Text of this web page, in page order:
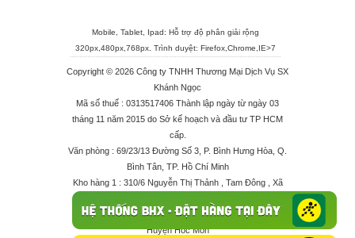
Mobile, Tablet, Ipad: Hỗ trợ độ phân giải rộng
320px,480px,768px. Trình duyệt: Firefox,Chrome,IE>7
Copyright © 2026 Công ty TNHH Thương Mại Dịch Vụ SX
Khánh Ngọc
Mã số thuế : 0313517406 Thành lập ngày từ ngày 03
tháng 11 năm 2015 do Sở kế hoạch và đầu tư TP HCM
cấp.
Văn phòng : 69/23/13 Đường Số 3, P. Bình Hưng Hòa, Q.
Bình Tân, TP. Hồ Chí Minh
Kho hàng 1 : 310/6 Nguyễn Thị Thảnh , Tam Đông , Xã
Kho hàng 2 : 68/2X Ấp Đông 1 , Xã Thới Tam Thôn ,
Huyện Hóc Môn